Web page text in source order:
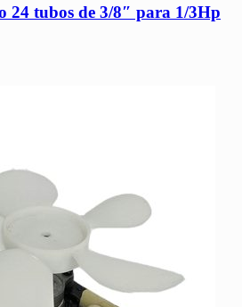
24 tubos de 3/8″ para 1/3Hp